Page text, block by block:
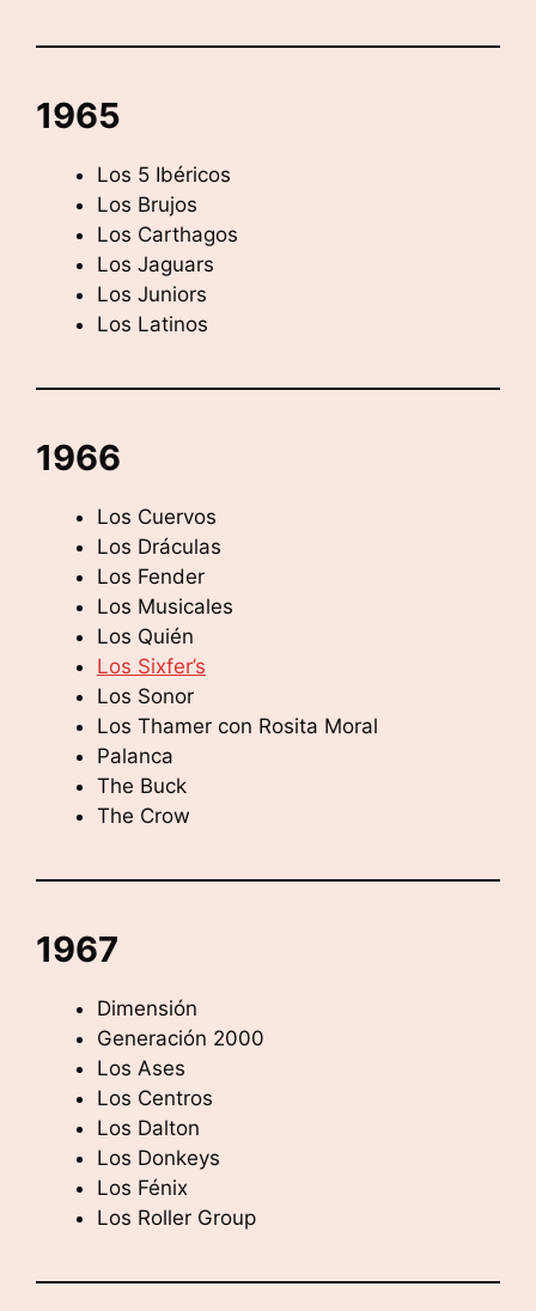
1965
Los 5 Ibéricos
Los Brujos
Los Carthagos
Los Jaguars
Los Juniors
Los Latinos
1966
Los Cuervos
Los Dráculas
Los Fender
Los Musicales
Los Quién
Los Sixfer’s
Los Sonor
Los Thamer con Rosita Moral
Palanca
The Buck
The Crow
1967
Dimensión
Generación 2000
Los Ases
Los Centros
Los Dalton
Los Donkeys
Los Fénix
Los Roller Group